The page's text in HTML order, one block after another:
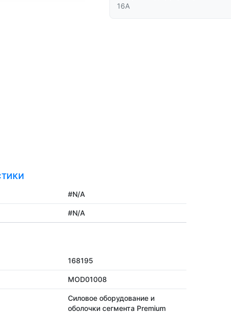
16А
#N/A
#N/A
168195
MOD01008
Силовое оборудование и
оболочки сегмента Premium